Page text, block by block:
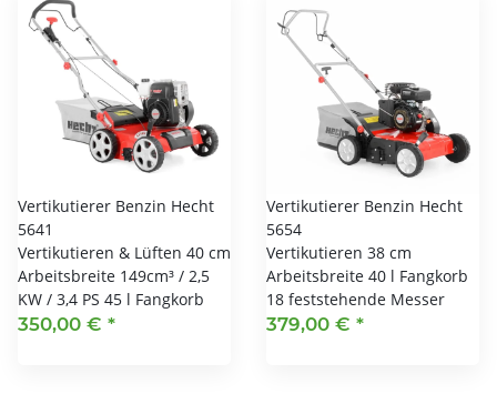
Vertikutierer Benzin Hecht
5641
Vertikutieren & Lüften 40 cm
Arbeitsbreite 149cm³ / 2,5
KW / 3,4 PS 45 l Fangkorb
350,00 € *
Vertikutierer Benzin Hecht
5654
Vertikutieren 38 cm
Arbeitsbreite 40 l Fangkorb
18 feststehende Messer
379,00 € *